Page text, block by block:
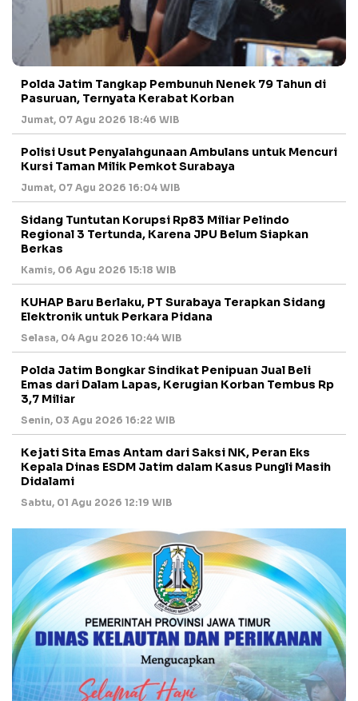
Polda Jatim Tangkap Pembunuh Nenek 79 Tahun di
Pasuruan, Ternyata Kerabat Korban
Jumat, 07 Agu 2026 18:46 WIB
Polisi Usut Penyalahgunaan Ambulans untuk Mencuri
Kursi Taman Milik Pemkot Surabaya
Jumat, 07 Agu 2026 16:04 WIB
Sidang Tuntutan Korupsi Rp83 Miliar Pelindo
Regional 3 Tertunda, Karena JPU Belum Siapkan
Berkas
Kamis, 06 Agu 2026 15:18 WIB
KUHAP Baru Berlaku, PT Surabaya Terapkan Sidang
Elektronik untuk Perkara Pidana
Selasa, 04 Agu 2026 10:44 WIB
Polda Jatim Bongkar Sindikat Penipuan Jual Beli
Emas dari Dalam Lapas, Kerugian Korban Tembus Rp
3,7 Miliar
Senin, 03 Agu 2026 16:22 WIB
Kejati Sita Emas Antam dari Saksi NK, Peran Eks
Kepala Dinas ESDM Jatim dalam Kasus Pungli Masih
Didalami
Sabtu, 01 Agu 2026 12:19 WIB